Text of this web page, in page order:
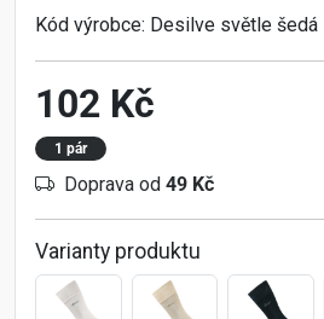
Kód výrobce: Desilve světle šedá
102 Kč
1 pár
Doprava od 49 Kč
Varianty produktu